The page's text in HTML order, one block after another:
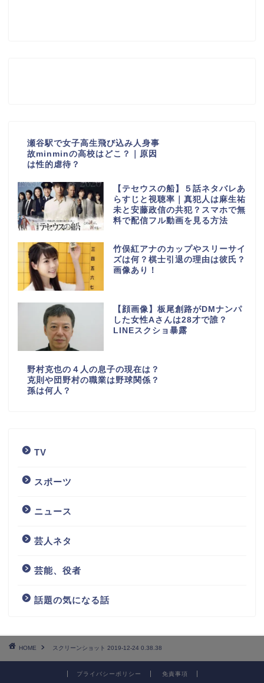
瀬谷駅で女子高生飛び込み人身事
故minminの高校はどこ？｜原因
は性的虐待？
【テセウスの船】５話ネタバレあ
らすじと視聴率｜真犯人は麻生祐
未と安藤政信の共犯？スマホで無
料で配信フル動画を見る方法
竹俣紅アナのカップやスリーサイ
ズは何？棋士引退の理由は彼氏？
画像あり！
【顔画像】板尾創路がDMナンパ
した女性Aさんは28才で誰？
LINEスクショ暴露
野村克也の４人の息子の現在は？
克則や団野村の職業は野球関係？
孫は何人？
TV
スポーツ
ニュース
芸人ネタ
芸能、役者
話題の気になる話
HOME スクリーンショット 2019-12-24 0.38.38
プライバシーポリシー 免責事項